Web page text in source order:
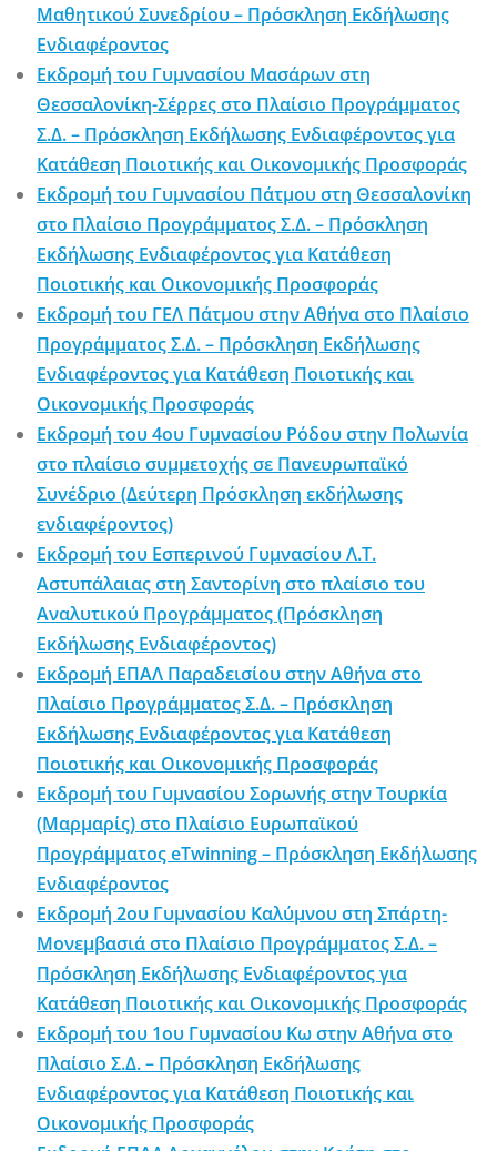
Μαθητικού Συνεδρίου – Πρόσκληση Εκδήλωσης
Ενδιαφέροντος
Εκδρομή του Γυμνασίου Μασάρων στη
Θεσσαλονίκη-Σέρρες στο Πλαίσιο Προγράμματος
Σ.Δ. – Πρόσκληση Εκδήλωσης Ενδιαφέροντος για
Κατάθεση Ποιοτικής και Οικονομικής Προσφοράς
Εκδρομή του Γυμνασίου Πάτμου στη Θεσσαλονίκη
στο Πλαίσιο Προγράμματος Σ.Δ. – Πρόσκληση
Εκδήλωσης Ενδιαφέροντος για Κατάθεση
Ποιοτικής και Οικονομικής Προσφοράς
Εκδρομή του ΓΕΛ Πάτμου στην Αθήνα στο Πλαίσιο
Προγράμματος Σ.Δ. – Πρόσκληση Εκδήλωσης
Ενδιαφέροντος για Κατάθεση Ποιοτικής και
Οικονομικής Προσφοράς
Εκδρομή του 4ου Γυμνασίου Ρόδου στην Πολωνία
στο πλαίσιο συμμετοχής σε Πανευρωπαϊκό
Συνέδριο (Δεύτερη Πρόσκληση εκδήλωσης
ενδιαφέροντος)
Εκδρομή του Εσπερινού Γυμνασίου Λ.Τ.
Αστυπάλαιας στη Σαντορίνη στο πλαίσιο του
Αναλυτικού Προγράμματος (Πρόσκληση
Εκδήλωσης Ενδιαφέροντος)
Εκδρομή ΕΠΑΛ Παραδεισίου στην Αθήνα στο
Πλαίσιο Προγράμματος Σ.Δ. – Πρόσκληση
Εκδήλωσης Ενδιαφέροντος για Κατάθεση
Ποιοτικής και Οικονομικής Προσφοράς
Εκδρομή του Γυμνασίου Σορωνής στην Τουρκία
(Μαρμαρίς) στο Πλαίσιο Ευρωπαϊκού
Προγράμματος eTwinning – Πρόσκληση Εκδήλωσης
Ενδιαφέροντος
Εκδρομή 2ου Γυμνασίου Καλύμνου στη Σπάρτη-
Μονεμβασιά στο Πλαίσιο Προγράμματος Σ.Δ. –
Πρόσκληση Εκδήλωσης Ενδιαφέροντος για
Κατάθεση Ποιοτικής και Οικονομικής Προσφοράς
Εκδρομή του 1ου Γυμνασίου Κω στην Αθήνα στο
Πλαίσιο Σ.Δ. – Πρόσκληση Εκδήλωσης
Ενδιαφέροντος για Κατάθεση Ποιοτικής και
Οικονομικής Προσφοράς